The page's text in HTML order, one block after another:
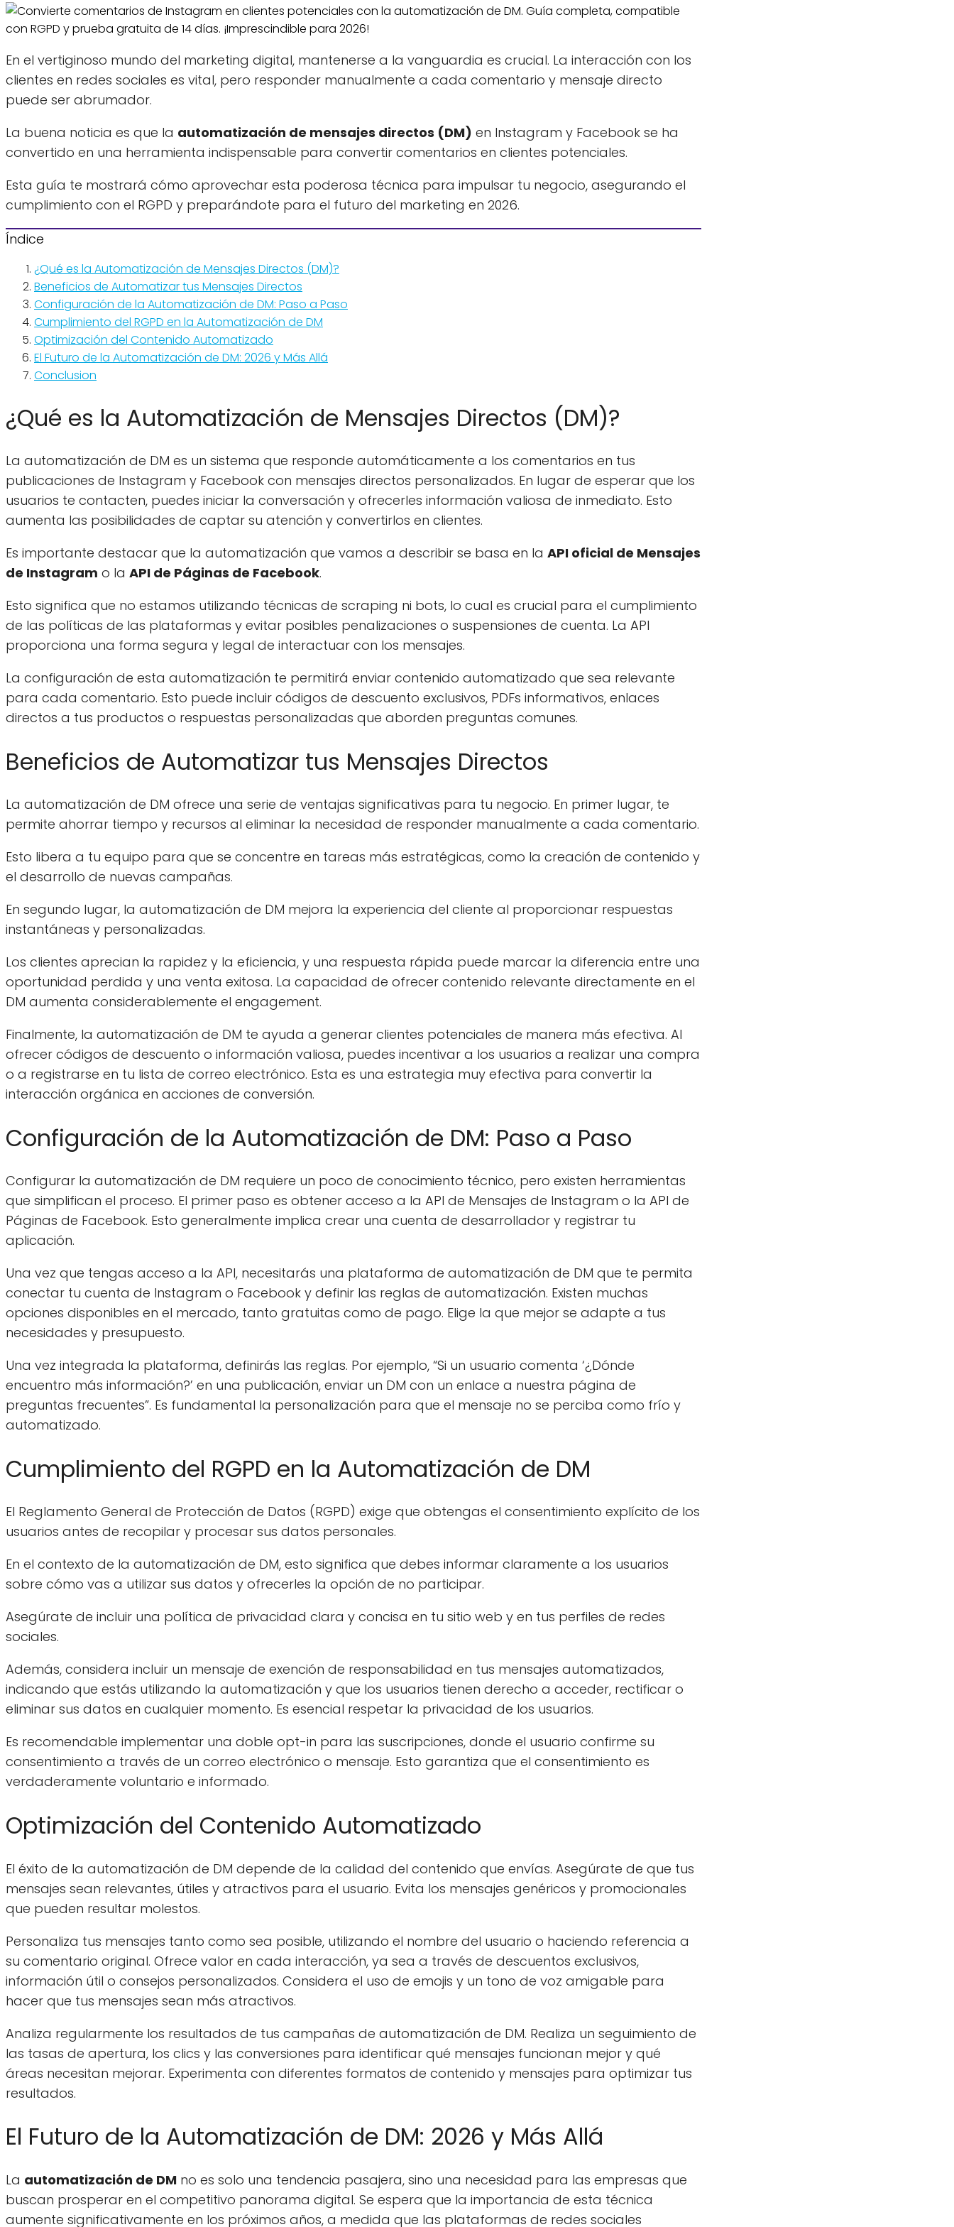
En el vertiginoso mundo del marketing digital, mantenerse a la vanguardia es crucial. La interacción con los
clientes en redes sociales es vital, pero responder manualmente a cada comentario y mensaje directo
puede ser abrumador.
La buena noticia es que la automatización de mensajes directos (DM) en Instagram y Facebook se ha
convertido en una herramienta indispensable para convertir comentarios en clientes potenciales.
Esta guía te mostrará cómo aprovechar esta poderosa técnica para impulsar tu negocio, asegurando el
cumplimiento con el RGPD y preparándote para el futuro del marketing en 2026.
Índice
¿Qué es la Automatización de Mensajes Directos (DM)?
Beneficios de Automatizar tus Mensajes Directos
Configuración de la Automatización de DM: Paso a Paso
Cumplimiento del RGPD en la Automatización de DM
Optimización del Contenido Automatizado
El Futuro de la Automatización de DM: 2026 y Más Allá
Conclusion
¿Qué es la Automatización de Mensajes Directos (DM)?
La automatización de DM es un sistema que responde automáticamente a los comentarios en tus
publicaciones de Instagram y Facebook con mensajes directos personalizados. En lugar de esperar que los
usuarios te contacten, puedes iniciar la conversación y ofrecerles información valiosa de inmediato. Esto
aumenta las posibilidades de captar su atención y convertirlos en clientes.
Es importante destacar que la automatización que vamos a describir se basa en la API oficial de Mensajes
de Instagram o la API de Páginas de Facebook.
Esto significa que no estamos utilizando técnicas de scraping ni bots, lo cual es crucial para el cumplimiento
de las políticas de las plataformas y evitar posibles penalizaciones o suspensiones de cuenta. La API
proporciona una forma segura y legal de interactuar con los mensajes.
La configuración de esta automatización te permitirá enviar contenido automatizado que sea relevante
para cada comentario. Esto puede incluir códigos de descuento exclusivos, PDFs informativos, enlaces
directos a tus productos o respuestas personalizadas que aborden preguntas comunes.
Beneficios de Automatizar tus Mensajes Directos
La automatización de DM ofrece una serie de ventajas significativas para tu negocio. En primer lugar, te
permite ahorrar tiempo y recursos al eliminar la necesidad de responder manualmente a cada comentario.
Esto libera a tu equipo para que se concentre en tareas más estratégicas, como la creación de contenido y
el desarrollo de nuevas campañas.
En segundo lugar, la automatización de DM mejora la experiencia del cliente al proporcionar respuestas
instantáneas y personalizadas.
Los clientes aprecian la rapidez y la eficiencia, y una respuesta rápida puede marcar la diferencia entre una
oportunidad perdida y una venta exitosa. La capacidad de ofrecer contenido relevante directamente en el
DM aumenta considerablemente el engagement.
Finalmente, la automatización de DM te ayuda a generar clientes potenciales de manera más efectiva. Al
ofrecer códigos de descuento o información valiosa, puedes incentivar a los usuarios a realizar una compra
o a registrarse en tu lista de correo electrónico. Esta es una estrategia muy efectiva para convertir la
interacción orgánica en acciones de conversión.
Configuración de la Automatización de DM: Paso a Paso
Configurar la automatización de DM requiere un poco de conocimiento técnico, pero existen herramientas
que simplifican el proceso. El primer paso es obtener acceso a la API de Mensajes de Instagram o la API de
Páginas de Facebook. Esto generalmente implica crear una cuenta de desarrollador y registrar tu
aplicación.
Una vez que tengas acceso a la API, necesitarás una plataforma de automatización de DM que te permita
conectar tu cuenta de Instagram o Facebook y definir las reglas de automatización. Existen muchas
opciones disponibles en el mercado, tanto gratuitas como de pago. Elige la que mejor se adapte a tus
necesidades y presupuesto.
Una vez integrada la plataforma, definirás las reglas. Por ejemplo, “Si un usuario comenta ‘¿Dónde
encuentro más información?’ en una publicación, enviar un DM con un enlace a nuestra página de
preguntas frecuentes”. Es fundamental la personalización para que el mensaje no se perciba como frío y
automatizado.
Cumplimiento del RGPD en la Automatización de DM
El Reglamento General de Protección de Datos (RGPD) exige que obtengas el consentimiento explícito de los
usuarios antes de recopilar y procesar sus datos personales.
En el contexto de la automatización de DM, esto significa que debes informar claramente a los usuarios
sobre cómo vas a utilizar sus datos y ofrecerles la opción de no participar.
Asegúrate de incluir una política de privacidad clara y concisa en tu sitio web y en tus perfiles de redes
sociales.
Además, considera incluir un mensaje de exención de responsabilidad en tus mensajes automatizados,
indicando que estás utilizando la automatización y que los usuarios tienen derecho a acceder, rectificar o
eliminar sus datos en cualquier momento. Es esencial respetar la privacidad de los usuarios.
Es recomendable implementar una doble opt-in para las suscripciones, donde el usuario confirme su
consentimiento a través de un correo electrónico o mensaje. Esto garantiza que el consentimiento es
verdaderamente voluntario e informado.
Optimización del Contenido Automatizado
El éxito de la automatización de DM depende de la calidad del contenido que envías. Asegúrate de que tus
mensajes sean relevantes, útiles y atractivos para el usuario. Evita los mensajes genéricos y promocionales
que pueden resultar molestos.
Personaliza tus mensajes tanto como sea posible, utilizando el nombre del usuario o haciendo referencia a
su comentario original. Ofrece valor en cada interacción, ya sea a través de descuentos exclusivos,
información útil o consejos personalizados. Considera el uso de emojis y un tono de voz amigable para
hacer que tus mensajes sean más atractivos.
Analiza regularmente los resultados de tus campañas de automatización de DM. Realiza un seguimiento de
las tasas de apertura, los clics y las conversiones para identificar qué mensajes funcionan mejor y qué
áreas necesitan mejorar. Experimenta con diferentes formatos de contenido y mensajes para optimizar tus
resultados.
El Futuro de la Automatización de DM: 2026 y Más Allá
La automatización de DM no es solo una tendencia pasajera, sino una necesidad para las empresas que
buscan prosperar en el competitivo panorama digital. Se espera que la importancia de esta técnica
aumente significativamente en los próximos años, a medida que las plataformas de redes sociales